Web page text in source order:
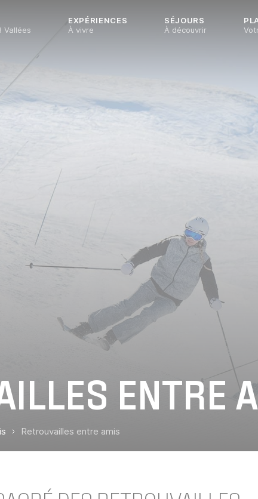
Vallées
EXPÉRIENCES
À vivre
SÉJOURS
À découvrir
ENTRE
Retrouvailles entre amis